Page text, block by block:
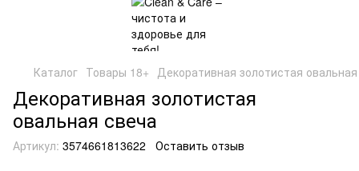
Каталог Товары 18+ Декоративная золотистая
Декоративная золотистая
овальная свеча
Артикул: 3574661813622 Оставить отзыв